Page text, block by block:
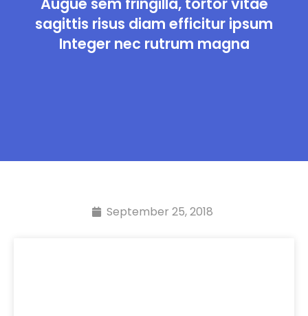
sagittis risus diam efficitur ipsum
Integer nec rutrum magna
September 25, 2018